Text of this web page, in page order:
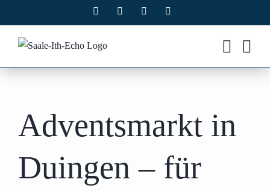
Inhalt
springen
Facebook Instagram
Adventsmarkt in
Duingen – für